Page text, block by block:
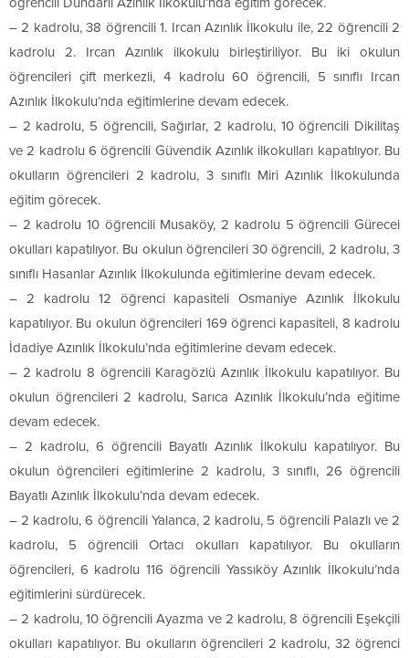
– 2 kadrolu, 38 öğrencili 1. Ircan Azınlık İlkokulu ile, 22 öğrencili 2
kadrolu 2. Ircan Azınlık ilkokulu birleştiriliyor. Bu iki okulun
öğrencileri çift merkezli, 4 kadrolu 60 öğrencili, 5 sınıflı Ircan
Azınlık İlkokulu’nda eğitimlerine devam edecek.
– 2 kadrolu, 5 öğrencili, Sağırlar, 2 kadrolu, 10 öğrencili Dikilitaş
ve 2 kadrolu 6 öğrencili Güvendik Azınlık ilkokulları kapatılıyor. Bu
okulların öğrencileri 2 kadrolu, 3 sınıflı Miri Azınlık İlkokulunda
eğitim görecek.
– 2 kadrolu 10 öğrencili Musaköy, 2 kadrolu 5 öğrencili Gürecei
okulları kapatılıyor. Bu okulun öğrencileri 30 öğrencili, 2 kadrolu, 3
sınıflı Hasanlar Azınlık İlkokulunda eğitimlerine devam edecek.
– 2 kadrolu 12 öğrenci kapasiteli Osmaniye Azınlık İlkokulu
kapatılıyor. Bu okulun öğrencileri 169 öğrenci kapasiteli, 8 kadrolu
İdadiye Azınlık İlkokulu’nda eğitimlerine devam edecek.
– 2 kadrolu 8 öğrencili Karagözlü Azınlık İlkokulu kapatılıyor. Bu
okulun öğrencileri 2 kadrolu, Sarıca Azınlık İlkokulu’nda eğitime
devam edecek.
– 2 kadrolu, 6 öğrencili Bayatlı Azınlık İlkokulu kapatılıyor. Bu
okulun öğrencileri eğitimlerine 2 kadrolu, 3 sınıflı, 26 öğrencili
Bayatlı Azınlık İlkokulu’nda devam edecek.
– 2 kadrolu, 6 öğrencili Yalanca, 2 kadrolu, 5 öğrencili Palazlı ve 2
kadrolu, 5 öğrencili Ortacı okulları kapatılıyor. Bu okulların
öğrencileri, 6 kadrolu 116 öğrencili Yassıköy Azınlık İlkokulu’nda
eğitimlerini sürdürecek.
– 2 kadrolu, 10 öğrencili Ayazma ve 2 kadrolu, 8 öğrencili Eşekçili
okulları kapatılıyor. Bu okulların öğrencileri 2 kadrolu, 32 öğrenci